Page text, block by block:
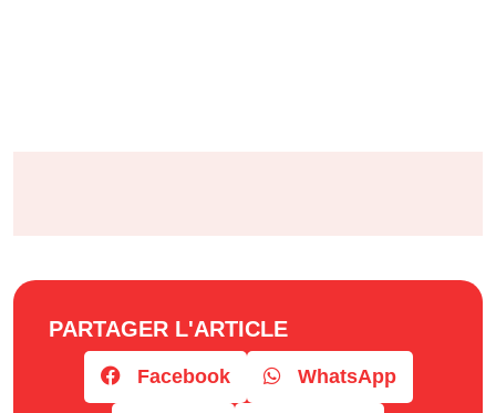
PARTAGER L'ARTICLE
Facebook WhatsApp